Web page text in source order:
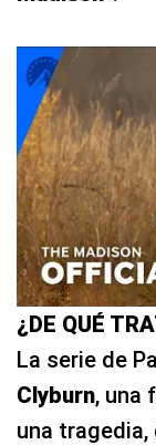
¿DE QUÉ
La serie de
Clyburn, una
una